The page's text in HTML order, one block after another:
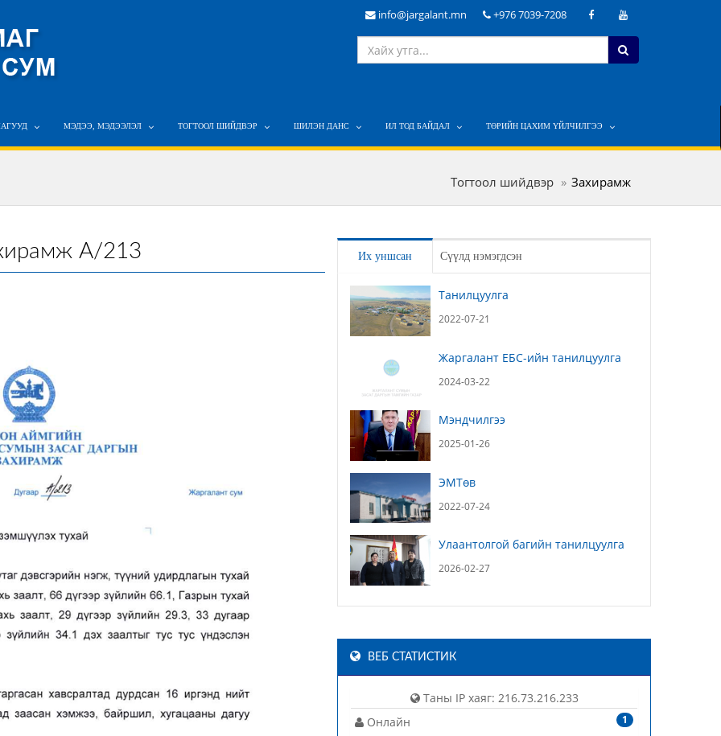
info@jargalant.mn +976 7039-7208
МЭДЭЭ, МЭДЭЭЛЭЛ ТОГТООЛ ШИЙДВЭР ШИЛЭН ДАНС ИЛ ТОД БАЙДАЛ ТӨРИЙН ЦАХИМ ҮЙЛЧИЛГЭЭ
Тогтоол шийдвэр Захирамж
А/213 Их уншсан Сүүлд нэмэгдсэн
Танилцуулга
2022-07-21
Жаргалант ЕБС-ийн танилцуулга
2024-03-22
Мэндчилгээ
2025-01-26
ЭМТөв
2022-07-24
Улаантолгой багийн танилцуулга
2026-02-27
ВЕБ СТАТИСТИК
Таны IP хаяг: 216.73.216.233
1
Онлайн